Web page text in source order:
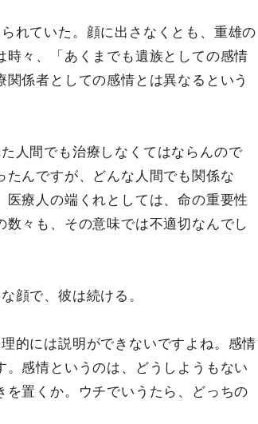
れていた。顔に出さなくとも、重雄の
々、「あくまでも遺族としての感情
係者としての感情とは異なるという
人間でも治療しなくてはならんので
んですが、どんな人間でも関係な
療人の端くれとしては、命の重要性
々も、その意味では不適切なんでし
顔で、彼は続ける。
的には説明ができないですよね。感情
感情というのは、どうしようもない
置くか。ウチでいうたら、どっちの